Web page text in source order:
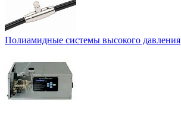
Полиамидные системы высокого давления